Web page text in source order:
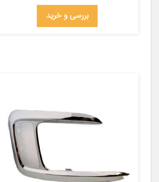
بررسی و خرید